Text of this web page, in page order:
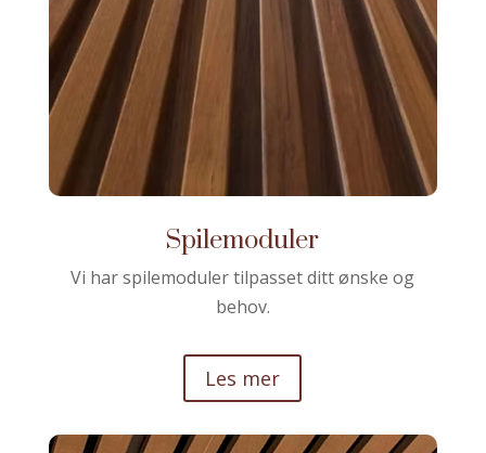
Spilemoduler
Vi har spilemoduler tilpasset ditt ønske og
behov.
Les mer